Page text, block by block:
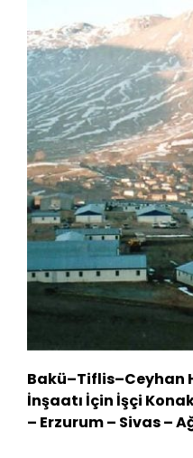
Bakü–Tiflis–Ceyhan
İnşaatı İçin İşçi
– Erzurum – Sivas –